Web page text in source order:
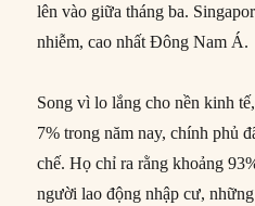
lên vào giữa tháng ba.
nhiễm, cao nhất Đông Nam Á.
Song vì lo lắng cho nền kinh
7% trong năm nay, chính phủ
chế. Họ chỉ ra rằng khoảng
người lao động nhập cư,